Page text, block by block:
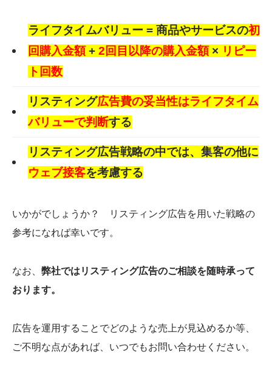
ライフタイムバリュー = 商品やサービスの初
回購入金額 + 2回目以降の購入金額× リピー
ト回数
リスティング広告費の妥当性はライフタイム
バリューで判断する
リスティング広告戦略の中では、集客の他に
ウェブ接客を考慮する
いかがでしょうか？ リスティング広告を用いた戦略の
参考になれば幸いです。
なお、 弊社ではリスティング広告のご相談を随時承って
おります。
広告を運用することでどのような売上が見込めるか等、
ご不明な点があれば、いつでもお問い合わせください。